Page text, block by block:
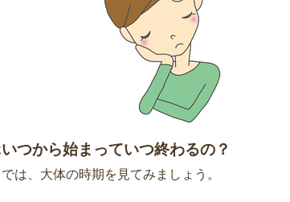
いつから始まっていつ終わるの？
は、大体の時期を見てみましょう。